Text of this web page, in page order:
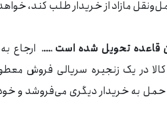
مازاد از خریدار طلب کند،
ارجاع
در یک زنجیره سریالی فروش
حمل به خریدار دیگری می‌فروشد